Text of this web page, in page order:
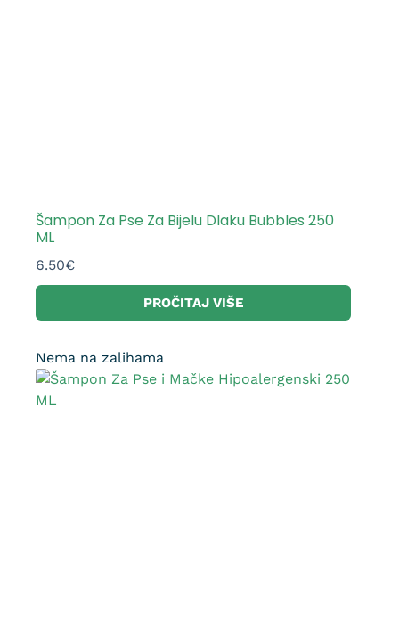
Šampon Za Pse Za Bijelu Dlaku Bubbles 250
ML
6.50€
PROČITAJ VIŠE
Nema na zalihama